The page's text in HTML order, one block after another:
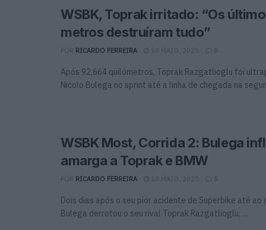
WSBK, Toprak irritado: “Os
metros destruíram tudo”
RICARDO FERREIRA 18 MAIO, 2025 0
Após 92,664 quilómetros, Toprak Razgatlioglu foi
Nicolo Bulega no sprint até a linha de chegada na
WSBK Most, Corrida 2: Bulega
amarga a Toprak e BMW
RICARDO FERREIRA 18 MAIO, 2025 0
Dois dias após o seu pior acidente de Superbike até ao
Bulega derrotou o seu rival Toprak Razgatlioglu, ...